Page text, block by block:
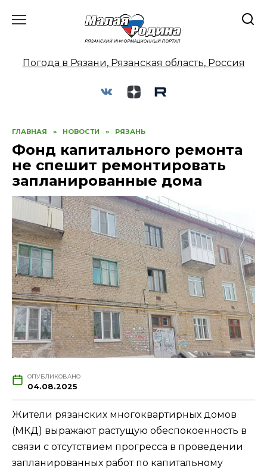
Погода в Рязани, Рязанская область, Россия
ГЛАВНАЯ » НОВОСТИ » РЯЗАНЬ
Фонд капитального ремонта
не спешит ремонтировать
запланированные дома
ОПУБЛИКОВАНО
04.08.2025
Жители рязанских многоквартирных домов
(МКД) выражают растущую обеспокоенность в
связи с отсутствием прогресса в проведении
запланированных работ по капитальному